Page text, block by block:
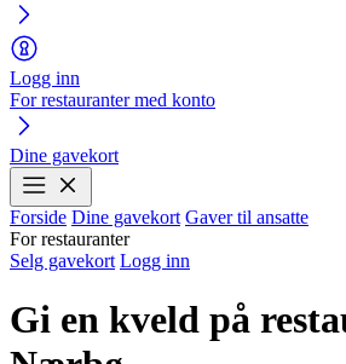
Logg inn
For restauranter med konto
Dine gavekort
Forside Dine gavekort Gaver til ansatte
For restauranter
Selg gavekort Logg inn
Gi en kveld på